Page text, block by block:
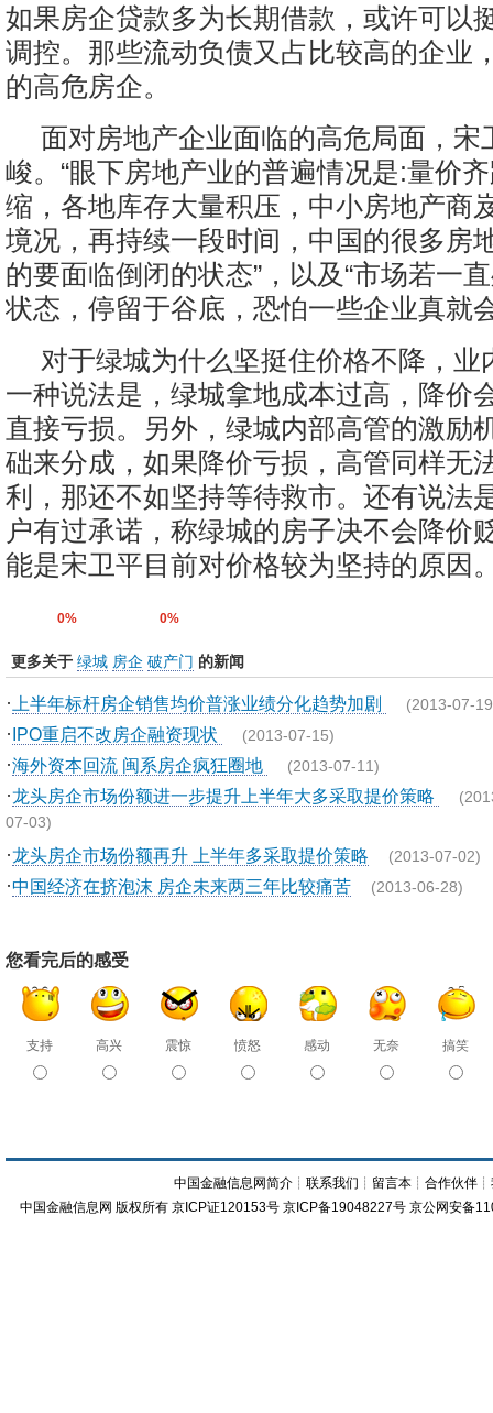
如果房企贷款多为长期借款，或许可以
调控。那些流动负债又占比较高的企业
的高危房企。
面对房地产企业面临的高危局面，宋
峻。“眼下房地产业的普遍情况是:量价
缩，各地库存大量积压，中小房地产商
境况，再持续一段时间，中国的很多房
的要面临倒闭的状态”，以及“市场若一
状态，停留于谷底，恐怕一些企业真就
对于绿城为什么坚挺住价格不降，业
一种说法是，绿城拿地成本过高，降价
直接亏损。另外，绿城内部高管的激励
础来分成，如果降价亏损，高管同样无
利，那还不如坚持等待救市。还有说法
户有过承诺，称绿城的房子决不会降价
能是宋卫平目前对价格较为坚持的原因
0% 0%
更多关于 绿城 房企 破产门 的新闻
· 上半年标杆房企销售均价普涨业绩分化趋势加剧 (2013-07-
·IPO重启不改房企融资现状 (2013-07-15)
·海外资本回流 闽系房企疯狂圈地 (2013-07-11)
·龙头房企市场份额进一步提升上半年大多采取提价策略
07-03)
·龙头房企市场份额再升 上半年多采取提价策略 (2013-07-02)
·中国经济在挤泡沫 房企未来两三年比较痛苦 (2013-06-28)
您看完后的感受
支持 高兴 震惊 愤怒 感动 无奈 搞笑
中国金融信息网简介 ┊联系我们 ┊ 留言本 ┊合作伙伴 ┊
中国金融信息网 版权所有 京ICP证120153号 京ICP备19048227号 京公网安备